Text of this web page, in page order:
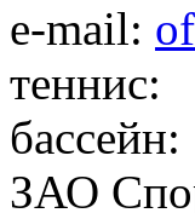
e-mail:
теннис:
ЗАО